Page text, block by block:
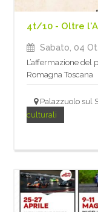
4t/10 - Oltre
Sabato, 04
L’affermazione del
Romagna Toscana
Palazzuolo sul
culturali